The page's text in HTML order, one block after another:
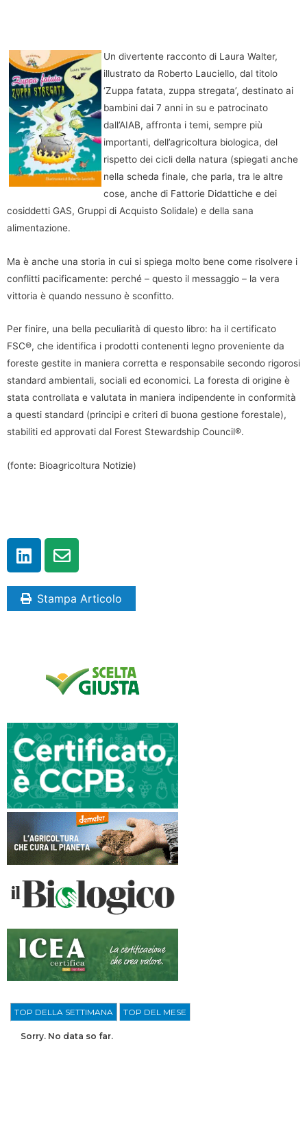
Un divertente racconto di Laura Walter,
illustrato da Roberto Lauciello, dal titolo
‘Zuppa fatata, zuppa stregata’, destinato ai
bambini dai 7 anni in su e patrocinato
dall’AIAB, affronta i temi, sempre più
importanti, dell’agricoltura biologica, del
rispetto dei cicli della natura (spiegati anche
nella scheda finale, che parla, tra le altre
cose, anche di Fattorie Didattiche e dei
cosiddetti GAS, Gruppi di Acquisto Solidale) e della sana
alimentazione.
Ma è anche una storia in cui si spiega molto bene come risolvere i
conflitti pacificamente: perché – questo il messaggio – la vera
vittoria è quando nessuno è sconfitto.
Per finire, una bella peculiarità di questo libro: ha il certificato
FSC®, che identifica i prodotti contenenti legno proveniente da
foreste gestite in maniera corretta e responsabile secondo rigorosi
standard ambientali, sociali ed economici. La foresta di origine è
stata controllata e valutata in maniera indipendente in conformità
a questi standard (principi e criteri di buona gestione forestale),
stabiliti ed approvati dal Forest Stewardship Council®.
(fonte: Bioagricoltura Notizie)
Stampa Articolo
TOP DELLA SETTIMANA TOP DEL MESE
Sorry. No data so far.